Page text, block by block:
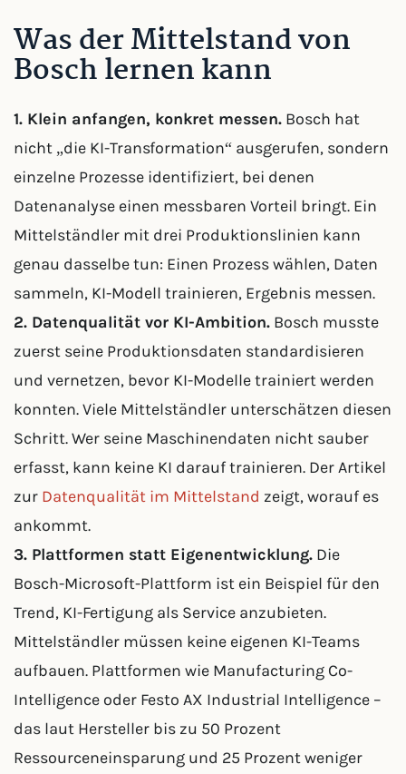
Was der Mittelstand von
Bosch lernen kann
1. Klein anfangen, konkret messen. Bosch hat
nicht „die KI-Transformation“ ausgerufen, sondern
einzelne Prozesse identifiziert, bei denen
Datenanalyse einen messbaren Vorteil bringt. Ein
Mittelständler mit drei Produktionslinien kann
genau dasselbe tun: Einen Prozess wählen, Daten
sammeln, KI-Modell trainieren, Ergebnis messen.
2. Datenqualität vor KI-Ambition. Bosch musste
zuerst seine Produktionsdaten standardisieren
und vernetzen, bevor KI-Modelle trainiert werden
konnten. Viele Mittelständler unterschätzen diesen
Schritt. Wer seine Maschinendaten nicht sauber
erfasst, kann keine KI darauf trainieren. Der Artikel
zur Datenqualität im Mittelstand zeigt, worauf es
ankommt.
3. Plattformen statt Eigenentwicklung. Die
Bosch-Microsoft-Plattform ist ein Beispiel für den
Trend, KI-Fertigung als Service anzubieten.
Mittelständler müssen keine eigenen KI-Teams
aufbauen. Plattformen wie Manufacturing Co-
Intelligence oder Festo AX Industrial Intelligence –
das laut Hersteller bis zu 50 Prozent
Ressourceneinsparung und 25 Prozent weniger